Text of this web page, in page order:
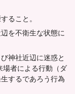
ること。
を不衛生な状態に
神社近辺に迷惑と
場者による行動（ダ
するであろう行為